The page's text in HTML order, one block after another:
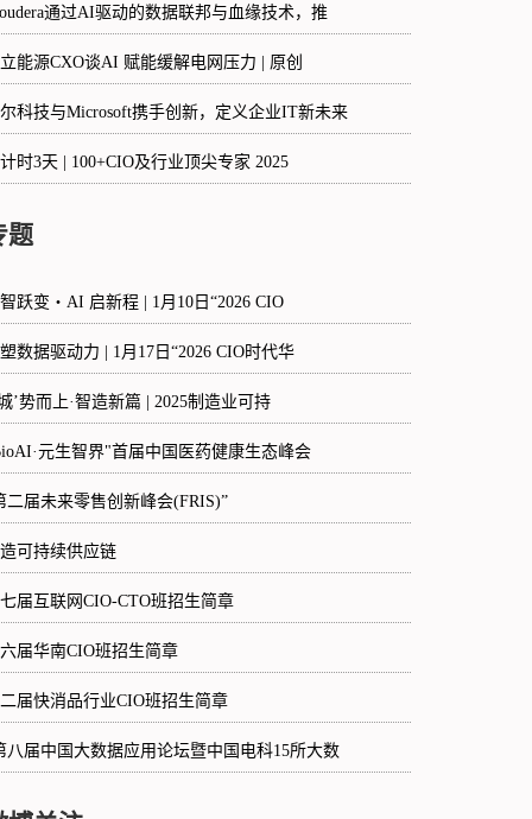
通过AI驱动的数据联邦与血缘技术，推
能源CXO谈AI 赋能缓解电网压力 | 原创
科技与Microsoft携手创新，定义企业IT新未来
时3天 | 100+CIO及行业顶尖专家 2025
题
跃变・AI 启新程 | 1月10日“2026 CIO
数据驱动力 | 1月17日“2026 CIO时代华
’势而上·智造新篇 | 2025制造业可持
元生智界"首届中国医药健康生态峰会
二届未来零售创新峰会(FRIS)”
可持续供应链
届互联网CIO-CTO班招生简章
届华南CIO班招生简章
届快消品行业CIO班招生简章
八届中国大数据应用论坛暨中国电科15所大数